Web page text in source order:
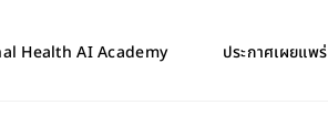
Health AI Academy ประกาศเผยแพร่